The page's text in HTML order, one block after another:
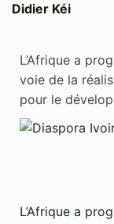
Didier Kéi
L’Afrique a
voie de la
pour le
L’Afrique a